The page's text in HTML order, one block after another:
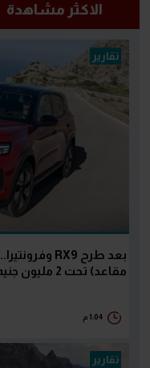
الاكثر مشاهدة
تقارير
مقاعد) تحت 2 مليون جنيه
1:04 م
تقارير